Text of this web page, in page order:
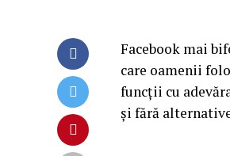
Facebook mai
care oamenii
funcții cu
și fără